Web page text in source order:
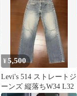
¥5,500
Levi's 514 ストレートジ
ーンズ 縦落ちW34 L32